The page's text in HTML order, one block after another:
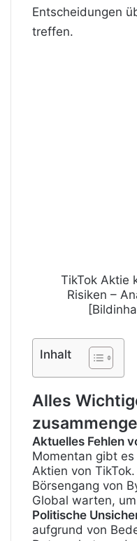
Entscheidungen
treffen.
TikTok Aktie
Risiken –
Inhalt
Alles
Aktuelles Fehlen
Momentan gibt
Aktien von
Börsengang von
Global warten,
Politische
aufgrund von